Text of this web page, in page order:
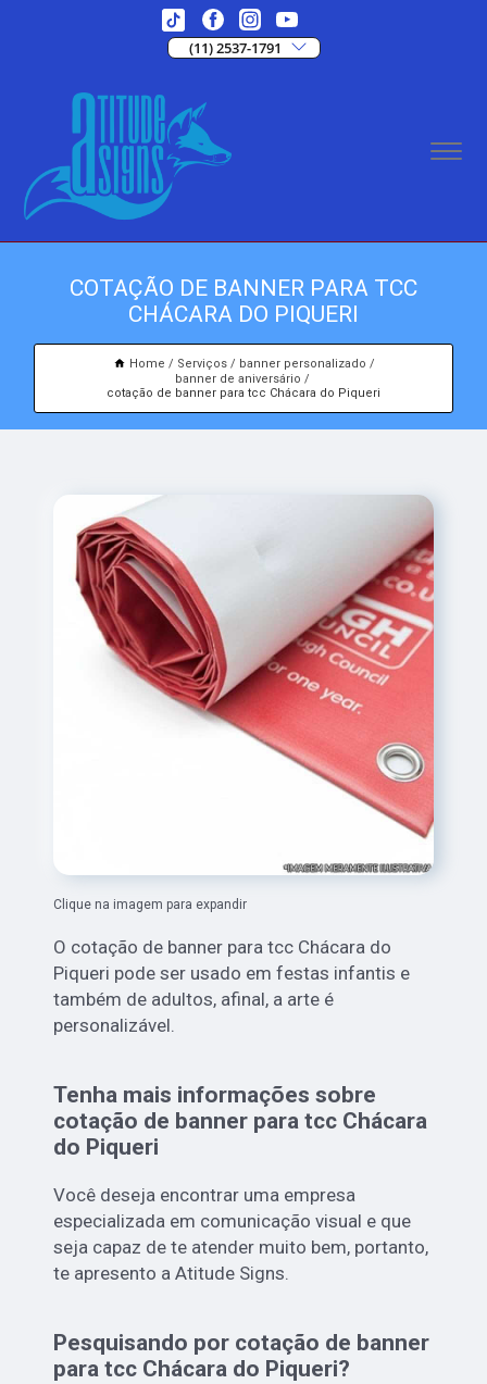
(11) 2537-1791
COTAÇÃO DE BANNER PARA TCC
CHÁCARA DO PIQUERI
Home Serviços
banner personalizado
banner de aniversário
cotação de banner para tcc Chácara do Piqueri
Clique na imagem para expandir
O cotação de banner para tcc Chácara do
Piqueri pode ser usado em festas infantis e
também de adultos, afinal, a arte é
personalizável.
Tenha mais informações sobre
cotação de banner para tcc Chácara
do Piqueri
Você deseja encontrar uma empresa
especializada em comunicação visual e que
seja capaz de te atender muito bem, portanto,
te apresento a Atitude Signs.
Pesquisando por cotação de banner
para tcc Chácara do Piqueri?